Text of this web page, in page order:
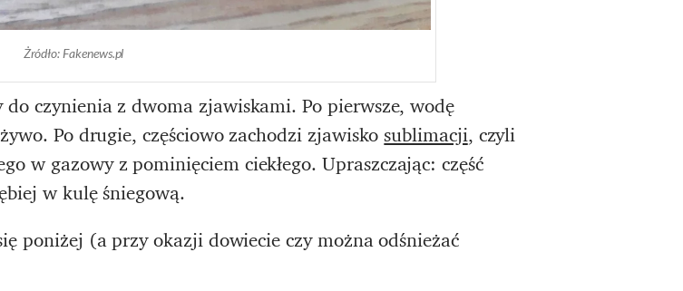
Żródło: Fakenews.pl
czynienia z dwoma zjawiskami. Po pierwsze, wodę
Po drugie, częściowo zachodzi zjawiskosublimacji, czyli
w gazowy z pominięciem ciekłego. Upraszczając: część
w kulę śniegową.
poniżej (a przy okazji dowiecie czy można odśnieżać